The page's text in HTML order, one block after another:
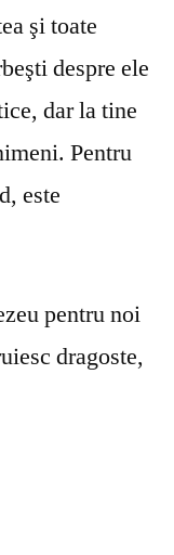
şi toate
despre ele
dar la tine
Pentru
este
pentru noi
dragoste,